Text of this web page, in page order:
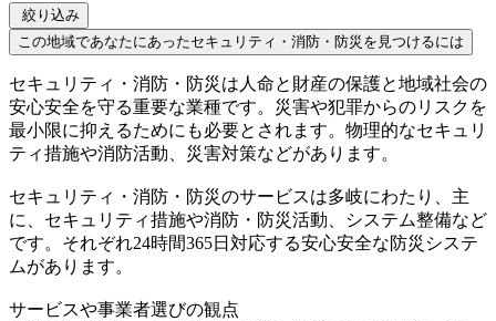
絞り込み
この地域であなたにあったセキュリティ・消防・防災を見つけるには
セキュリティ・消防・防災は人命と財産の保護と地域社会の
安心安全を守る重要な業種です。災害や犯罪からのリスクを
最小限に抑えるためにも必要とされます。物理的なセキュリ
ティ措施や消防活動、災害対策などがあります。
セキュリティ・消防・防災のサービスは多岐にわたり、主
に、セキュリティ措施や消防・防災活動、システム整備など
です。それぞれ24時間365日対応する安心安全な防災システ
ムがあります。
サービスや事業者選びの観点